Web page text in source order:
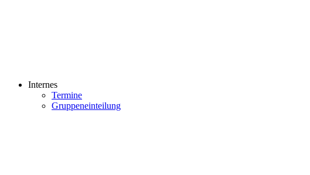
Internes
Termine
Gruppeneinteilung